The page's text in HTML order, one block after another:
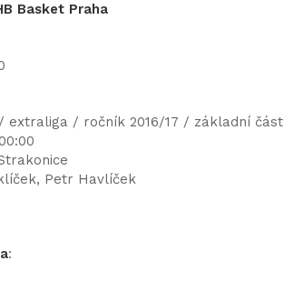
Basket Praha
extraliga / ročník 2016/17 / základní část
Petr Havlíček
: